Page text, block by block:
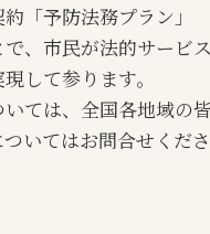
「予防法務プラン」
、市民が法的サービ
して参ります。
ては、全国各地域の
いてはお問合せくださ